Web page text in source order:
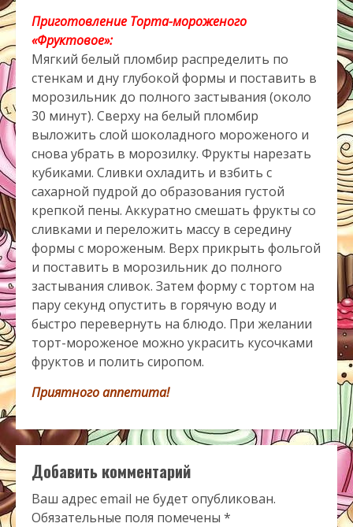
Приготовление Торта-мороженого
«Фруктовое»:
Мягкий белый пломбир распределить по
стенкам и дну глубокой формы и поставить в
морозильник до полного застывания (около
30 минут). Сверху на белый пломбир
выложить слой шоколадного мороженого и
снова убрать в морозилку. Фрукты нарезать
кубиками. Сливки охладить и взбить с
сахарной пудрой до образования густой
крепкой пены. Аккуратно смешать фрукты со
сливками и переложить массу в середину
формы с мороженым. Верх прикрыть фольгой
и поставить в морозильник до полного
застывания сливок. Затем форму с тортом на
пару секунд опустить в горячую воду и
быстро перевернуть на блюдо. При желании
торт-мороженое можно украсить кусочками
фруктов и полить сиропом.
Приятного аппетита!
Добавить комментарий
Ваш адрес email не будет опубликован.
Обязательные поля помечены *